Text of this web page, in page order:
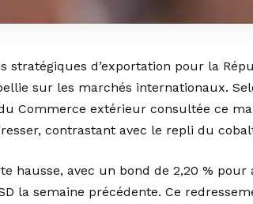
stratégiques d’exportation pour la
sur les marchés internationaux.
Commerce extérieur consultée ce
contrastant avec le repli du
hausse, avec un bond de 2,20 % pour
la semaine précédente. Ce